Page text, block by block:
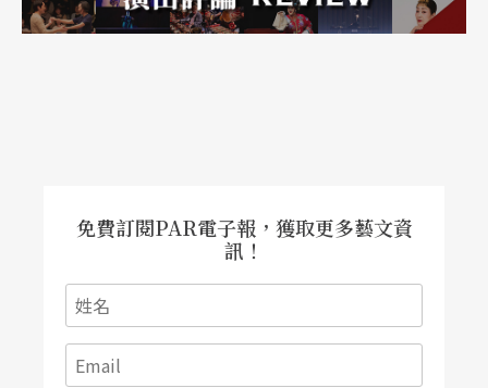
免費訂閱PAR電子報，獲取更多藝文資
訊！